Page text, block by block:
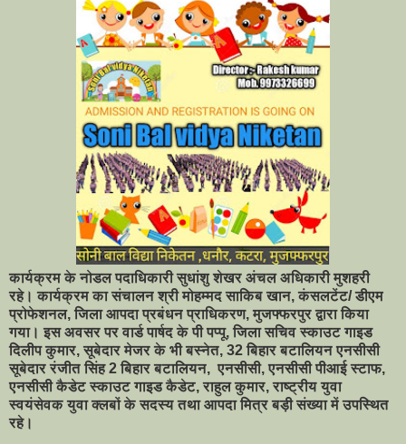
कार्यक्रम के नोडल पदाधिकारी सुधांशु शेखर अंचल अधिकारी मुशहरी
रहे। कार्यक्रम का संचालन श्री मोहम्मद साकिब खान, कंसलटेंट/ डीएम
प्रोफेशनल, जिला आपदा प्रबंधन प्राधिकरण, मुजफ्फरपुर द्वारा किया
गया। इस अवसर पर वार्ड पार्षद के पी पप्पू, जिला सचिव स्काउट गाइड
दिलीप कुमार, सूबेदार मेजर के भी बस्नेत, 32 बिहार बटालियन एनसीसी
सूबेदार रंजीत सिंह 2 बिहार बटालियन, एनसीसी, एनसीसी पीआई स्टाफ,
एनसीसी कैडेट स्काउट गाइड कैडेट, राहुल कुमार, राष्ट्रीय युवा
स्वयंसेवक युवा क्लबों के सदस्य तथा आपदा मित्र बड़ी संख्या में उपस्थित
रहे।